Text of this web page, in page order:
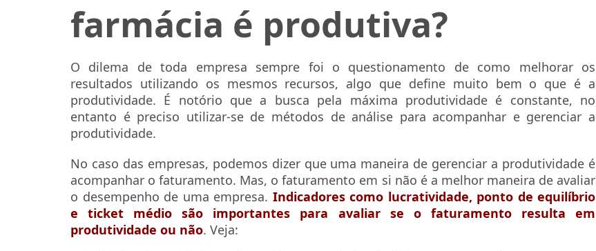
farmácia é produtiva?
O dilema de toda empresa sempre foi o questionamento de como melhorar os
resultados utilizando os mesmos recursos, algo que define muito bem o que é a
produtividade. É notório que a busca pela máxima produtividade é constante, no
entanto é preciso utilizar-se de métodos de análise para acompanhar e gerenciar a
produtividade.
No caso das empresas, podemos dizer que uma maneira de gerenciar a produtividade é
acompanhar o faturamento. Mas, o faturamento em si não é a melhor maneira de avaliar
o desempenho de uma empresa. Indicadores como lucratividade, ponto de equilíbrio
e ticket médio são importantes para avaliar se o faturamento resulta em
produtividade ou não. Veja: